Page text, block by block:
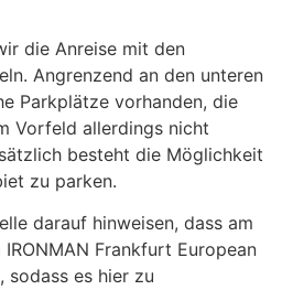
die Anreise mit den
Angrenzend an den unteren
Parkplätze vorhanden, die
Vorfeld allerdings nicht
besteht die Möglichkeit
zu parken.
darauf hinweisen, dass am
Frankfurt European
es hier zu